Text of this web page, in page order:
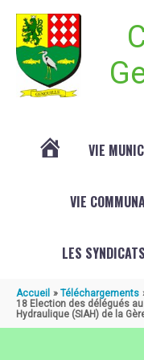
VIE
VIE
LES
Accueil
Téléchargements
18 Election des délégués
Hydraulique (SIAH) de la